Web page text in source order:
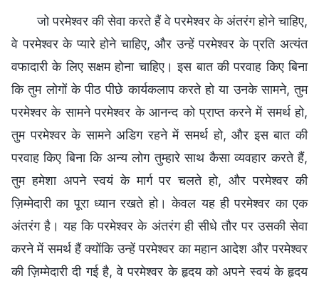
जो परमेश्वर की सेवा करते हैं वे परमेश्वर के अंतरंग होने चाहिए,
वे परमेश्वर के प्यारे होने चाहिए, और उन्हें परमेश्वर के प्रति अत्यंत
वफादारी के लिए सक्षम होना चाहिए। इस बात की परवाह किए बिना
कि तुम लोगों के पीठ पीछे कार्यकलाप करते हो या उनके सामने, तुम
परमेश्वर के सामने परमेश्वर के आनन्द को प्राप्त करने में समर्थ हो,
तुम परमेश्वर के सामने अडिग रहने में समर्थ हो, और इस बात की
परवाह किए बिना कि अन्य लोग तुम्हारे साथ कैसा व्यवहार करते हैं,
तुम हमेशा अपने स्वयं के मार्ग पर चलते हो, और परमेश्वर की
ज़िम्मेदारी का पूरा ध्यान रखते हो। केवल यह ही परमेश्वर का एक
अंतरंग है। यह कि परमेश्वर के अंतरंग ही सीधे तौर पर उसकी सेवा
करने में समर्थ हैं क्योंकि उन्हें परमेश्वर का महान आदेश और परमेश्वर
की ज़िम्मेदारी दी गई है, वे परमेश्वर के हृदय को अपने स्वयं के हृदय